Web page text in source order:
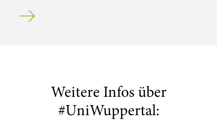
Bergische Universität zeichnet Daniel Neumaier mit dem
Weitere Infos über
#UniWuppertal: